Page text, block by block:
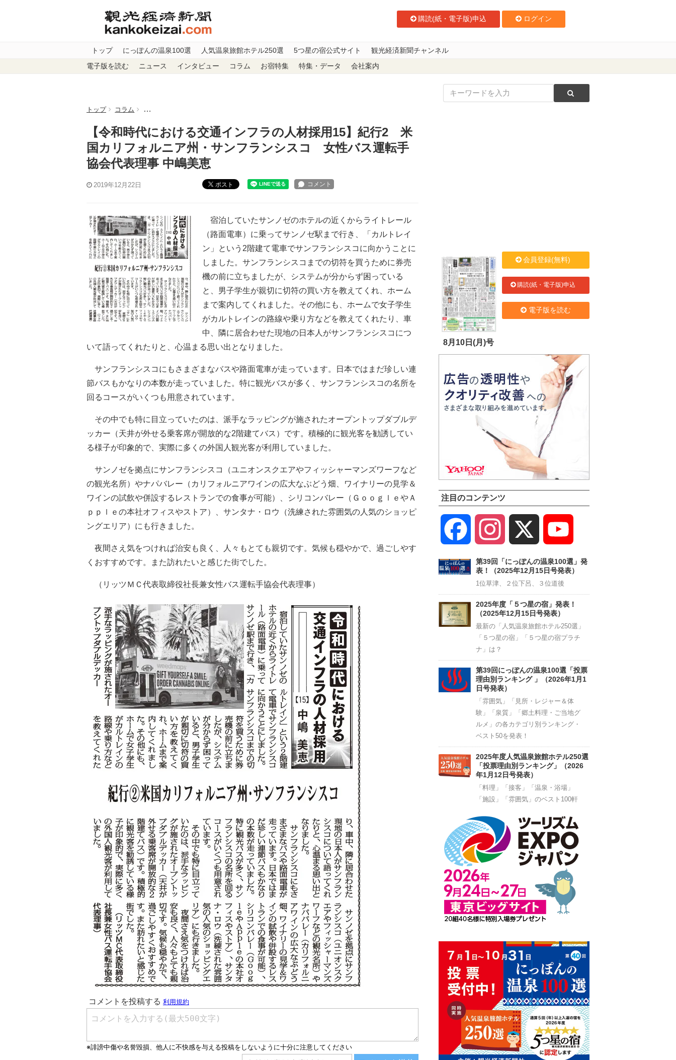
購読(紙・電子版)申込 ログイン
トップ にっぽんの温泉100選 人気温泉旅館ホテル250選 5つ星の宿公式サイト 観光経済新聞チャンネル
電子版を読む ニュース インタビュー コラム お宿特集 特集・データ 会社案内
トップ コラム 【令和時代における交通インフラの人材採用15】紀行2 米国カリフォルニア州・サンフランシスコ 女性バス運転手協会代表理事 中嶋美恵
【令和時代における交通インフラの人材採用15】紀行2 米
国カリフォルニア州・サンフランシスコ 女性バス運転手
協会代表理事 中嶋美恵
2019年12月22日 ポスト
宿泊していたサンノゼのホテルの近くからライトレール
（路面電車）に乗ってサンノゼ駅まで行き、「カルトレイ
ン」という2階建て電車でサンフランシスコに向かうことに
しました。サンフランシスコまでの切符を買うために券売
機の前に立ちましたが、システムが分からず困っている
と、男子学生が親切に切符の買い方を教えてくれ、ホーム
まで案内してくれました。その他にも、ホームで女子学生
がカルトレインの路線や乗り方などを教えてくれたり、車
中、隣に居合わせた現地の日本人がサンフランシスコにつ
いて語ってくれたりと、心温まる思い出となりました。
サンフランシスコにもさまざまなバスや路面電車が走っています。日本ではまだ珍しい連
節バスもかなりの本数が走っていました。特に観光バスが多く、サンフランシスコの名所を
回るコースがいくつも用意されています。
その中でも特に目立っていたのは、派手なラッピングが施されたオープントップダブルデ
ッカー（天井が外せる乗客席が開放的な2階建てバス）です。積極的に観光客を勧誘してい
る様子が印象的で、実際に多くの外国人観光客が利用していました。
サンノゼを拠点にサンフランシスコ（ユニオンスクエアやフィッシャーマンズワーフなど
の観光名所）やナパバレー（カリフォルニアワインの広大なぶどう畑、ワイナリーの見学＆
ワインの試飲や併設するレストランでの食事が可能）、シリコンバレー（ＧｏｏｇｌｅやＡ
ｐｐｌｅの本社オフィスやストア）、サンタナ・ロウ（洗練された雰囲気の人気のショッピ
ングエリア）にも行きました。
夜間さえ気をつければ治安も良く、人々もとても親切です。気候も穏やかで、過ごしやす
くおすすめです。また訪れたいと感じた街でした。
（リッツＭＣ代表取締役社長兼女性バス運転手協会代表理事）
8月10日(月)号
会員登録(無料)
購読(紙・電子版)申込
電子版を読む
注目のコンテンツ
Facebook Instagram
Channel
第39回「にっぽんの温泉100選」発
表！（2025年12月15日号発表）
1位草津、２位下呂、３位道後
2025年度「５つ星の宿」発表！
（2025年12月15日号発表）
最新の「人気温泉旅館ホテル250選」
「５つ星の宿」「５つ星の宿プラチ
ナ」は？
第39回にっぽんの温泉100選「投票
理由別ランキング 」（2026年1月1
日号発表）
「雰囲気」「見所・レジャー＆体
験」「泉質」「郷土料理・ご当地グ
ルメ」の各カテゴリ別ランキング・
ベスト50を発表！
2025年度人気温泉旅館ホテル250選
「投票理由別ランキング」（2026
年1月12日号発表）
「料理」「接客」「温泉・浴場」
「施設」「雰囲気」のベスト100軒